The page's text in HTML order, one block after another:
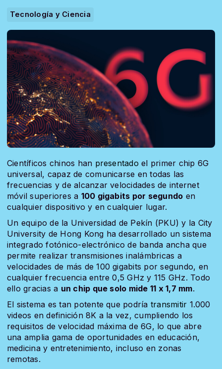
Tecnología y Ciencia
Científicos chinos han presentado el primer chip 6G
universal, capaz de comunicarse en todas las
frecuencias y de alcanzar velocidades de internet
móvil superiores a 100 gigabits por segundo en
cualquier dispositivo y en cualquier lugar.
Un equipo de la Universidad de Pekín (PKU) y la City
University de Hong Kong ha desarrollado un sistema
integrado fotónico-electrónico de banda ancha que
permite realizar transmisiones inalámbricas a
velocidades de más de 100 gigabits por segundo, en
cualquier frecuencia entre 0,5 GHz y 115 GHz. Todo
ello gracias a un chip que solo mide 11 x 1,7 mm.
El sistema es tan potente que podría transmitir 1.000
videos en definición 8K a la vez, cumpliendo los
requisitos de velocidad máxima de 6G, lo que abre
una amplia gama de oportunidades en educación,
medicina y entretenimiento, incluso en zonas
remotas.